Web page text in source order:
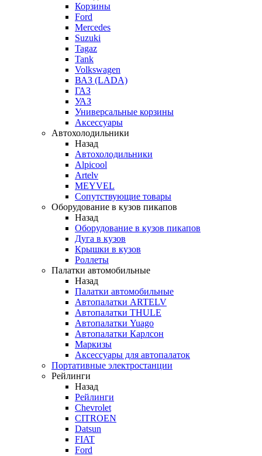
Корзины
Ford
Mercedes
Suzuki
Tagaz
Tank
Volkswagen
ВАЗ (LADA)
ГАЗ
УАЗ
Универсальные корзины
Аксессуары
Автохолодильники
Назад
Автохолодильники
Alpicool
Artelv
MEYVEL
Сопутствующие товары
Оборудование в кузов пикапов
Назад
Оборудование в кузов пикапов
Дуга в кузов
Крышки в кузов
Роллеты
Палатки автомобильные
Назад
Палатки автомобильные
Автопалатки ARTELV
Автопалатки THULE
Автопалатки Yuago
Автопалатки Карлсон
Маркизы
Аксессуары для автопалаток
Портативные электростанции
Рейлинги
Назад
Рейлинги
Chevrolet
CITROEN
Datsun
FIAT
Ford